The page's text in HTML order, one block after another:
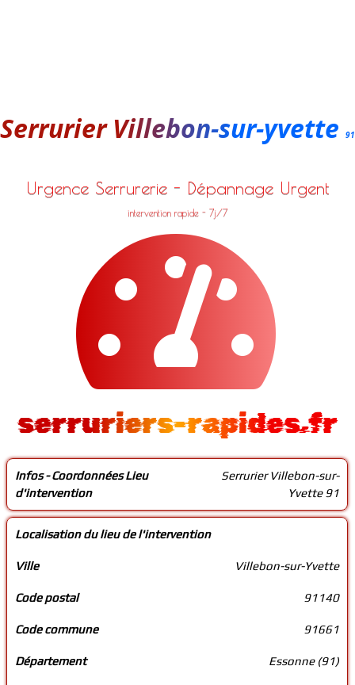
Serrurier Villebon-sur-yvette 91
Urgence Serrurerie - Dépannage Urgent
intervention rapide - 7j/7
serruriers-rapides.fr
Infos - Coordonnées Lieu
d'intervention
Serrurier Villebon-sur-
Yvette 91
Localisation du lieu de l'intervention
Ville Villebon-sur-Yvette
Code postal 91140
Code commune 91661
Département Essonne (91)